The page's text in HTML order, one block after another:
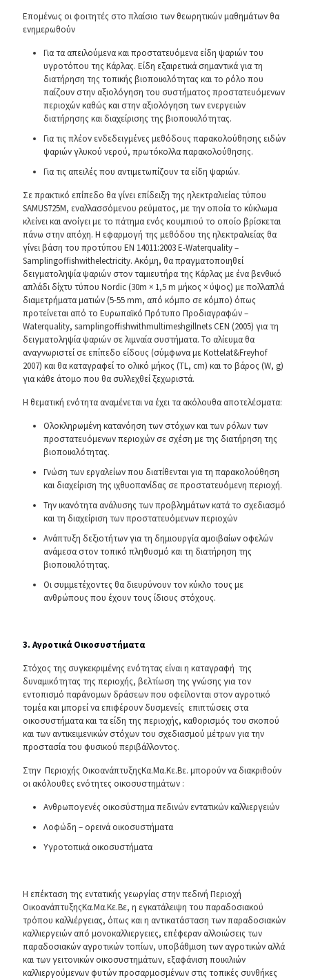
Επομένως οι φοιτητές στο πλαίσιο των θεωρητικών μαθημάτων θα
ενημερωθούν
Για τα απειλούμενα και προστατευόμενα είδη ψαριών του
υγροτόπου της Κάρλας. Είδη εξαιρετικά σημαντικά για τη
διατήρηση της τοπικής βιοποικιλότητας και το ρόλο που
παίζουν στην αξιολόγηση του συστήματος προστατευόμενων
περιοχών καθώς και στην αξιολόγηση των ενεργειών
διατήρησης και διαχείρισης της βιοποικιλότητας.
Για τις πλέον ενδεδειγμένες μεθόδους παρακολούθησης ειδών
ψαριών γλυκού νερού, πρωτόκολλα παρακολούθησης.
Για τις απειλές που αντιμετωπίζουν τα είδη ψαριών.
Σε πρακτικό επίπεδο θα γίνει επίδειξη της ηλεκτραλιείας τύπου
SAMUS725M, εναλλασσόμενου ρεύματος, με την οποία το κύκλωμα
κλείνει και ανοίγει με το πάτημα ενός κουμπιού το οποίο βρίσκεται
πάνω στην απόχη. Η εφαρμογή της μεθόδου της ηλεκτραλιείας θα
γίνει βάση του προτύπου EN 14011:2003 E-Waterquality –
Samplingoffishwithelectricity. Ακόμη, θα πραγματοποιηθεί
δειγματοληψία ψαριών στον ταμιευτήρα της Κάρλας με ένα βενθικό
απλάδι δίχτυ τύπου Nordic (30m × 1,5 m μήκος × ύψος) με πολλαπλά
διαμετρήματα ματιών (5-55 mm, από κόμπο σε κόμπο) όπως
προτείνεται από το Ευρωπαϊκό Πρότυπο Προδιαγραφών –
Waterquality, samplingoffishwithmultimeshgillnets CEN (2005) για τη
δειγματοληψία ψαριών σε λιμναία συστήματα. Το αλίευμα θα
αναγνωριστεί σε επίπεδο είδους (σύμφωνα με Kottelat&Freyhof
2007) και θα καταγραφεί το ολικό μήκος (TL, cm) και το βάρος (W, g)
για κάθε άτομο που θα συλλεχθεί ξεχωριστά.
Η θεματική ενότητα αναμένεται να έχει τα ακόλουθα αποτελέσματα:
Ολοκληρωμένη κατανόηση των στόχων και των ρόλων των
προστατευόμενων περιοχών σε σχέση με της διατήρηση της
βιοποικιλότητας.
Γνώση των εργαλείων που διατίθενται για τη παρακολούθηση
και διαχείριση της ιχθυοπανίδας σε προστατευόμενη περιοχή.
Την ικανότητα ανάλυσης των προβλημάτων κατά το σχεδιασμό
και τη διαχείριση των προστατευόμενων περιοχών
Ανάπτυξη δεξιοτήτων για τη δημιουργία αμοιβαίων οφελών
ανάμεσα στον τοπικό πληθυσμό και τη διατήρηση της
βιοποικιλότητας.
Οι συμμετέχοντες θα διευρύνουν τον κύκλο τους με
ανθρώπους που έχουν τους ίδιους στόχους.
3. Αγροτικά Οικοσυστήματα
Στόχος της συγκεκριμένης ενότητας είναι η καταγραφή της
δυναμικότητας της περιοχής, βελτίωση της γνώσης για τον
εντοπισμό παράνομων δράσεων που οφείλονται στον αγροτικό
τομέα και μπορεί να επιφέρουν δυσμενείς επιπτώσεις στα
οικοσυστήματα και τα είδη της περιοχής, καθορισμός του σκοπού
και των αντικειμενικών στόχων του σχεδιασμού μέτρων για την
προστασία του φυσικού περιβάλλοντος.
Στην Περιοχής ΟικοανάπτυξηςΚα.Μα.Κε.Βε. μπορούν να διακριθούν
οι ακόλουθες ενότητες οικοσυστημάτων :
Ανθρωπογενές οικοσύστημα πεδινών εντατικών καλλιεργειών
Λοφώδη – ορεινά οικοσυστήματα
Υγροτοπικά οικοσυστήματα
Η επέκταση της εντατικής γεωργίας στην πεδινή Περιοχή
ΟικοανάπτυξηςΚα.Μα.Κε.Βε, η εγκατάλειψη του παραδοσιακού
τρόπου καλλιέργειας, όπως και η αντικατάσταση των παραδοσιακών
καλλιεργειών από μονοκαλλιεργειες, επέφεραν αλλοιώσεις των
παραδοσιακών αγροτικών τοπίων, υποβάθμιση των αγροτικών αλλά
και των γειτονικών οικοσυστημάτων, εξαφάνιση ποικιλιών
καλλιεργούμενων φυτών προσαρμοσμένων στις τοπικές συνθήκες